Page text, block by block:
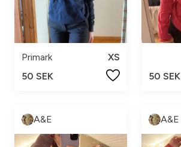
Primark
XS
50 SEK
50 SEK
A&E A&E